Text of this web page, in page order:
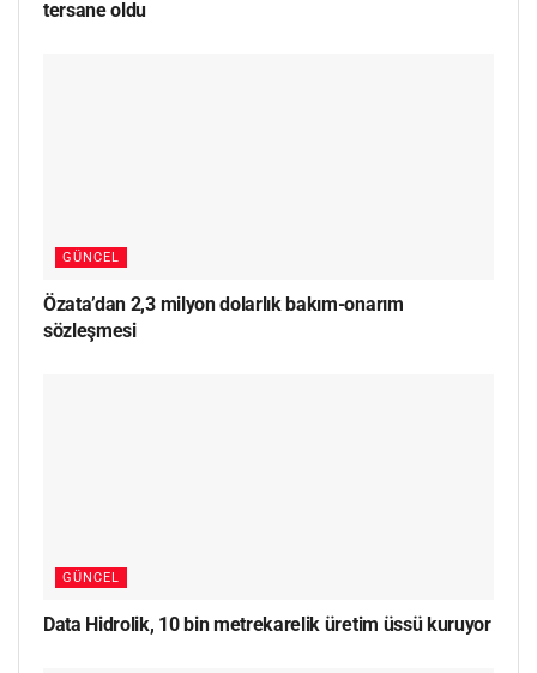
tersane oldu
GÜNCEL
Özata’dan 2,3 milyon dolarlık bakım-onarım
sözleşmesi
GÜNCEL
Data Hidrolik, 10 bin metrekarelik üretim üssü kuruyor